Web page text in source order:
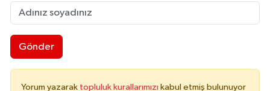
Gönder
Yorum yazarak topluluk kurallarımızı kabul etmiş bulunuyor